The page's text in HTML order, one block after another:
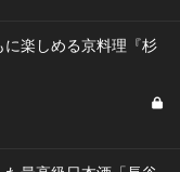
楽しめる京料理『杉